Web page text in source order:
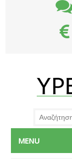
MENU